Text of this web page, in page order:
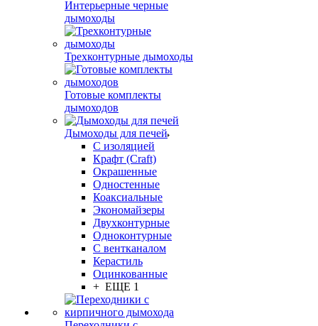
Интерьерные черные
дымоходы
Трехконтурные дымоходы
Готовые комплекты
дымоходов
Дымоходы для печей
С изоляцией
Крафт (Craft)
Окрашенные
Одностенные
Коаксиальные
Экономайзеры
Двухконтурные
Одноконтурные
С вентканалом
Керастиль
Оцинкованные
+ ЕЩЕ 1